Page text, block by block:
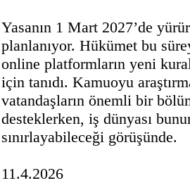
Yasanın 1 Mart 2027’de
planlanıyor. Hükümet bu
online platformların yeni
için tanıdı. Kamuoyu
vatandaşların önemli bir
desteklerken, iş dünyası
sınırlayabileceği görüşünde.
11.4.2026